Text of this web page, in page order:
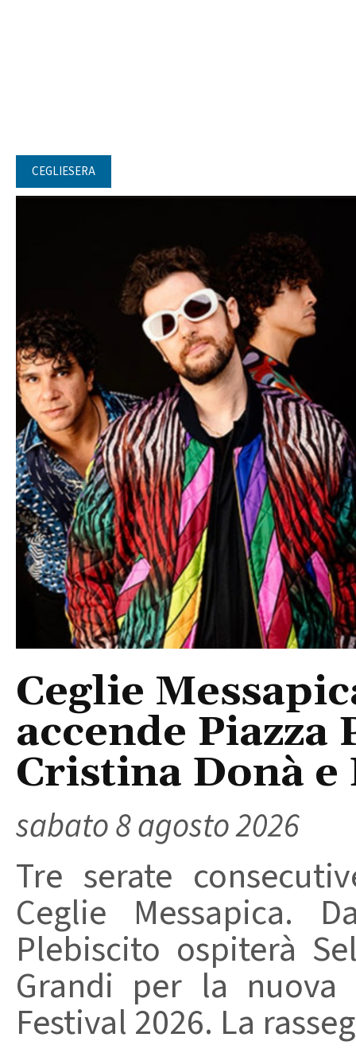
CEGLIESERA
Ceglie
accende
Cristina Donà
sabato 8 agosto 2026
Tre serate
Ceglie Messapica.
Plebiscito ospiterà
Grandi per la
Festival 2026. La